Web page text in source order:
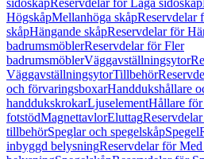
sidoskåpReservdelar för Låga sidoskåp
HögskåpMellanhöga skåpReservdelar
skåpHängande skåpReservdelar för
badrumsmöblerReservdelar för Fler
badrumsmöblerVäggavställningsytor
VäggavställningsytorTillbehör
och förvaringsboxarHanddukshållare
handdukskrokarLjuselementHållare
fotstödMagnettavlorEluttag
tillbehörSpeglar och spegelskåpSpegel
inbyggd belysningReservdelar för